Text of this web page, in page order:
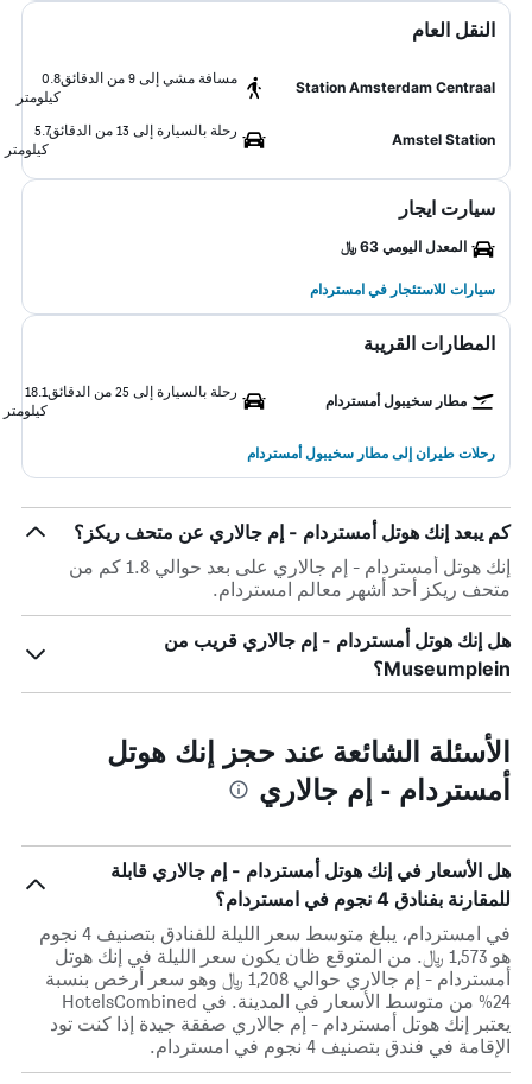
النقل العام
Station Amsterdam Centraal
مسافة مشي إلى 9 من الدقائق
0.8
كيلومتر
Amstel Station
رحلة بالسيارة إلى 13 من الدقائق
5.7
كيلومتر
سيارت ايجار
المعدل اليومي 63 ﷼
سيارات للاستئجار في امستردام
المطارات القريبة
مطار سخيبول أمستردام
رحلة بالسيارة إلى 25 من الدقائق
18.1
كيلومتر
رحلات طيران إلى مطار سخيبول أمستردام
كم يبعد إنك هوتل أمستردام - إم جالاري عن متحف ريكز؟
إنك هوتل أمستردام - إم جالاري على بعد حوالي 1.8 كم من
متحف ريكز أحد أشهر معالم امستردام.
هل إنك هوتل أمستردام - إم جالاري قريب من
Museumplein؟
الأسئلة الشائعة عند حجز إنك هوتل
أمستردام - إم جالاري
هل الأسعار في إنك هوتل أمستردام - إم جالاري قابلة
للمقارنة بفنادق 4 نجوم في امستردام؟
في امستردام، يبلغ متوسط ​​سعر الليلة للفنادق بتصنيف 4 نجوم
هو 1,573 ﷼. من المتوقع ظان يكون سعر الليلة في إنك هوتل
أمستردام - إم جالاري حوالي 1,208 ﷼ وهو سعر أرخص بنسبة
24% من متوسط الأسعار في المدينة. في HotelsCombined
يعتبر إنك هوتل أمستردام - إم جالاري صفقة جيدة إذا كنت تود
الإقامة في فندق بتصنيف 4 نجوم في امستردام.